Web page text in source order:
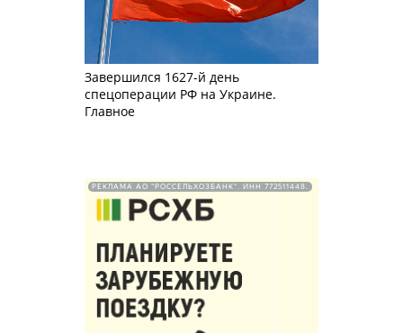
Завершился 1627-й день
спецоперации РФ на Украине.
Главное
РЕКЛАМА АО "РОССЕЛЬХОЗБАНК". ИНН 772511448.